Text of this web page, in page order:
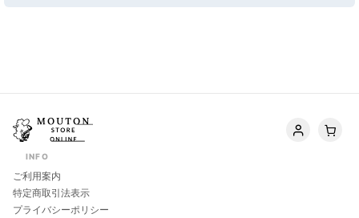
INFO
ご利用案内
特定商取引法表示
プライバシーポリシー